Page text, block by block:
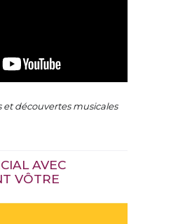
et découvertes musicales
AVEC
VÔTRE